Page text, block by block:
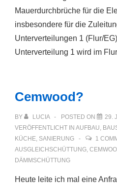
Mauerdurchbrüche für die
insbesondere für die
Unterverteilungen 1 (Flur/
Unterverteilung 1 wird im Flur
Cemwood?
BY LUCIA POSTED ON
29.
VERÖFFENTLICHT IN AUFBAU,
KÜCHE, SANIERUNG 1
AUSGLEICHSCHÜTTUNG,
DÄMMSCHÜTTUNG
Heute leite ich mal eine